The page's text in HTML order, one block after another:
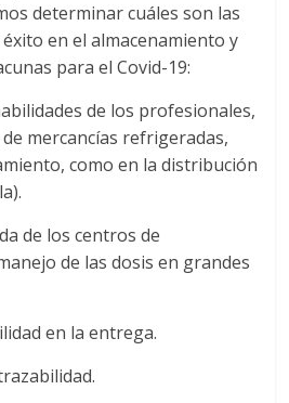
determinar cuáles son las
en el almacenamiento y
para el Covid-19:
de los profesionales,
mercancías refrigeradas,
como en la distribución
de los centros de
de las dosis en grandes
en la entrega.